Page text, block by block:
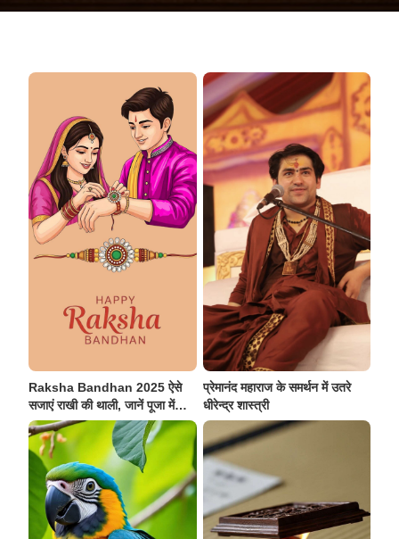
Raksha Bandhan 2025 ऐसे
सजाएं राखी की थाली, जानें पूजा में
जरूरी सामान और उसका महत्व
प्रेमानंद महाराज के समर्थन में उतरे
धीरेन्द्र शास्त्री